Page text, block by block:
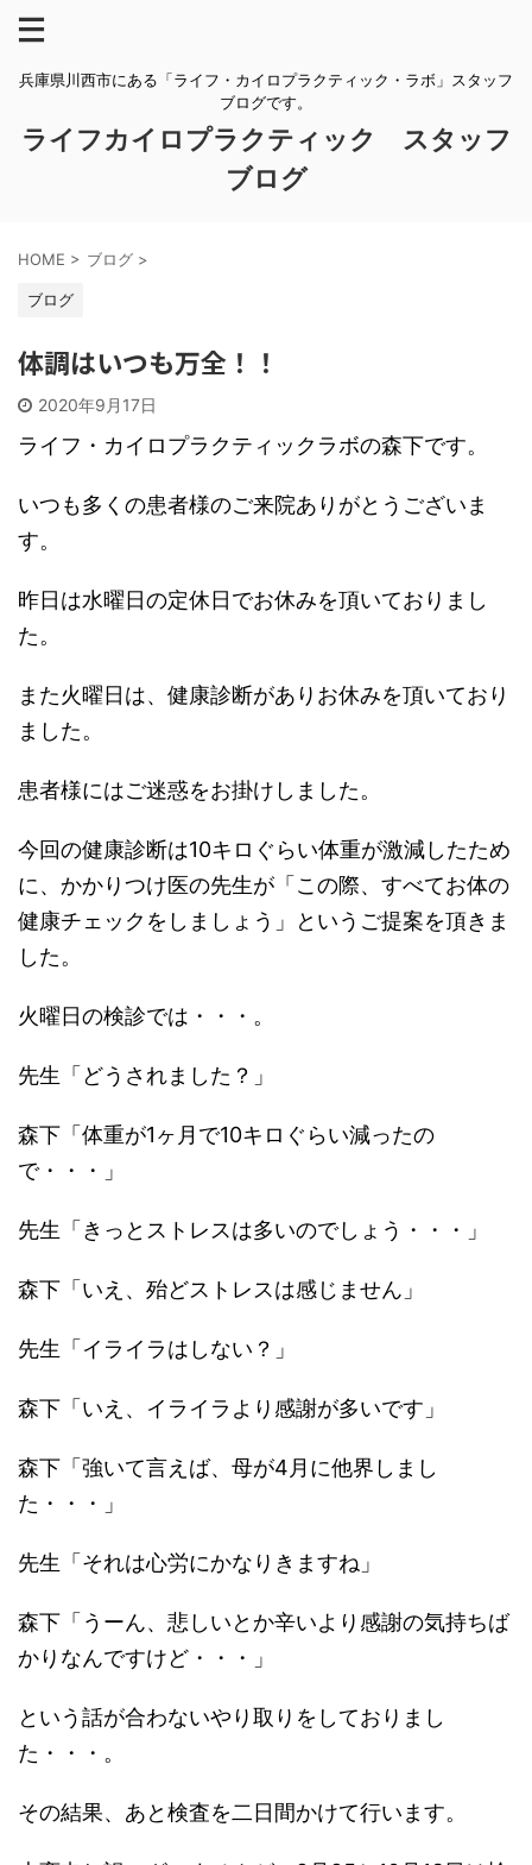
兵庫県川西市にある「ライフ・カイロプラクティック・ラボ」スタッフ
ブログです。
ライフカイロプラクティック スタッフ
ブログ
HOME > ブログ >
ブログ
体調はいつも万全！！
2020年9月17日
ライフ・カイロプラクティックラボの森下です。
いつも多くの患者様のご来院ありがとうございま
す。
昨日は水曜日の定休日でお休みを頂いておりまし
た。
また火曜日は、健康診断がありお休みを頂いており
ました。
患者様にはご迷惑をお掛けしました。
今回の健康診断は10キロぐらい体重が激減したため
に、かかりつけ医の先生が「この際、すべてお体の
健康チェックをしましょう」というご提案を頂きま
した。
火曜日の検診では・・・。
先生「どうされました？」
森下「体重が1ヶ月で10キロぐらい減ったの
で・・・」
先生「きっとストレスは多いのでしょう・・・」
森下「いえ、殆どストレスは感じません」
先生「イライラはしない？」
森下「いえ、イライラより感謝が多いです」
森下「強いて言えば、母が4月に他界しまし
た・・・」
先生「それは心労にかなりきますね」
森下「うーん、悲しいとか辛いより感謝の気持ちば
かりなんですけど・・・」
という話が合わないやり取りをしておりまし
た・・・。
その結果、あと検査を二日間かけて行います。